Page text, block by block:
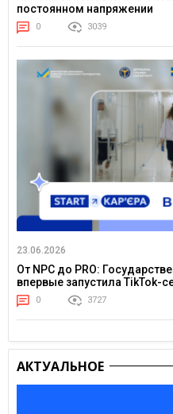
постоянном напряжении
0 3039
23.06.2026
От NPC до PRO:
впервые запустила
0 3727
АКТУАЛЬНОЕ